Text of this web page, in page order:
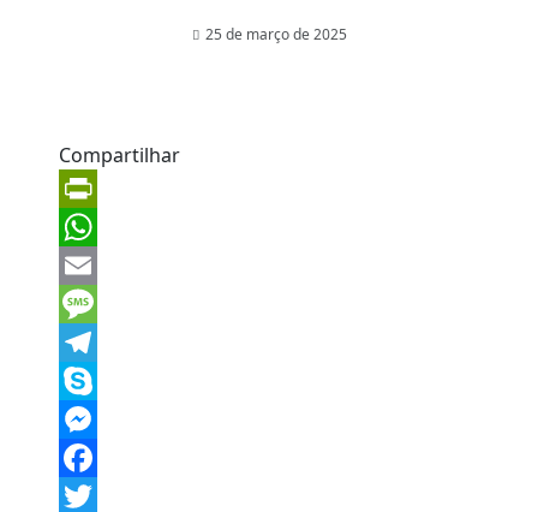
25 de março de 2025
Compartilhar
PrintFriendly
WhatsApp
Email
Message
Telegram
Skype
Messenger
Facebook